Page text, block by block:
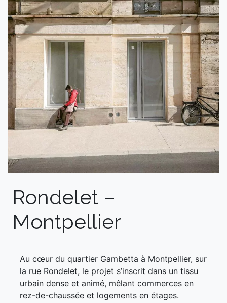
Rondelet –
Montpellier
Au cœur du quartier Gambetta à Montpellier, sur
la rue Rondelet, le projet s’inscrit dans un tissu
urbain dense et animé, mêlant commerces en
rez-de-chaussée et logements en étages.